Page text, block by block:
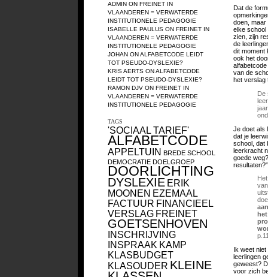
ADMIN ON FREINET IN
VLAANDEREN = VERWATERDE
INSTITUTIONELE PEDAGOGIE
ISABELLE PAULUS ON FREINET IN
VLAANDEREN = VERWATERDE
INSTITUTIONELE PEDAGOGIE
JOHAN ONALFABETCODE LEIDT
TOT PSEUDO-DYSLEXIE?
KRIS AERTS ONALFABETCODE
LEIDT TOT PSEUDO-DYSLEXIE?
RAMON DJV ON FREINET IN
VLAANDEREN = VERWATERDE
INSTITUTIONELE PEDAGOGIE
TAGS
'SOCIAAL TARIEF'
ALFABETCODE
APPELTUIN BREDE SCHOOL
DEMOCRATIE DOELGROEP
DOORLICHTING
DYSLEXIE ERIK
MOONEN EZEMAAL
FACTUUR FINANCIEEL
VERSLAG FREINET
GOETSENHOVEN
INSCHRIJVING
INSPRAAK KAMP
KLASBUDGET
KLASOUDER KLEINE
Dat de
doen,
elke school
zien, zijn
de
dit moment
ook het
van de
het verslag
De
Je doet als
dat je
school, dat
leerkracht
goede
Ik weet
leerlingen
geweest?
voor zich